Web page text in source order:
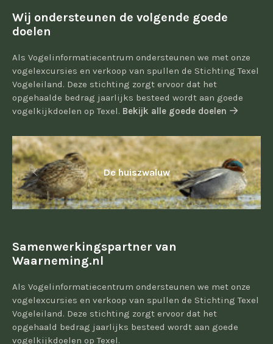
Wij ondersteunen de volgende goede
doelen
Als Vogelinformatiecentrum ondersteunen we met onze
vogelexcursies en verkoop van spullen de Stichting Texel
Vogeleiland. Deze stichting zorgt ervoor dat het
opgehaalde bedrag jaarlijks besteed wordt aan goede
vogelkijkdoelen op Texel. Bekijk alle goede doelen
De huiszwaluw
Samenwerkingspartner van
Waarneming.nl
Als Vogelinformatiecentrum ondersteunen we met onze
vogelexcursies en verkoop van spullen de Stichting Texel
Vogeleiland. Deze stichting zorgt ervoor dat het
opgehaald bedrag jaarlijks besteed wordt aan goede
vogelkijkdoelen op Texel.